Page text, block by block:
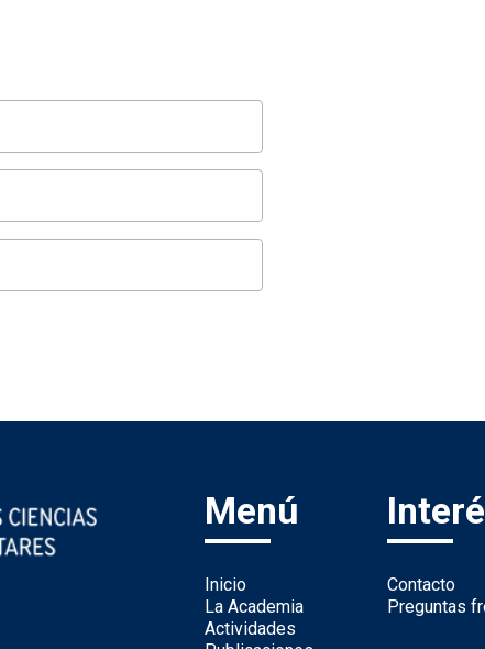
Menú
Inicio
La Academia
Actividades
Contacto
Preguntas